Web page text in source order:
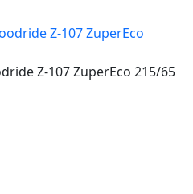
Z-107 ZuperEco 215/65